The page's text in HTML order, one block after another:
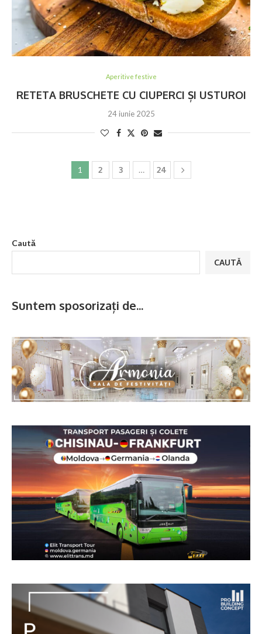
Aperitive festive
RETETA BRUSCHETE CU CIUPERCI ȘI USTUROI
24 iunie 2025
1 2 3 … 24
Caută
CAUTĂ
Suntem sposorizați de...